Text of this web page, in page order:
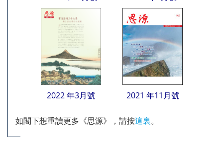
2022 年3月號 2021 年11​月號
如閣下想重讀更多《思源》，請按這裏。